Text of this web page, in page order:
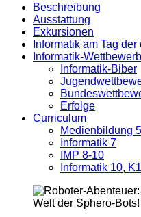
Beschreibung
Ausstattung
Exkursionen
Informatik am Tag
Informatik-
Informatik-Biber
Erfolge
Curriculum
Medienbildung
Informatik 7
IMP 8-10
Informatik 10,